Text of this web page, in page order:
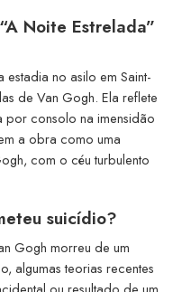
Noite Estrelada”
estadia no asilo em Saint-
de Van Gogh. Ela reflete
por consolo na imensidão
a obra como uma
com o céu turbulento
suicídio?
Gogh morreu de um
algumas teorias recentes